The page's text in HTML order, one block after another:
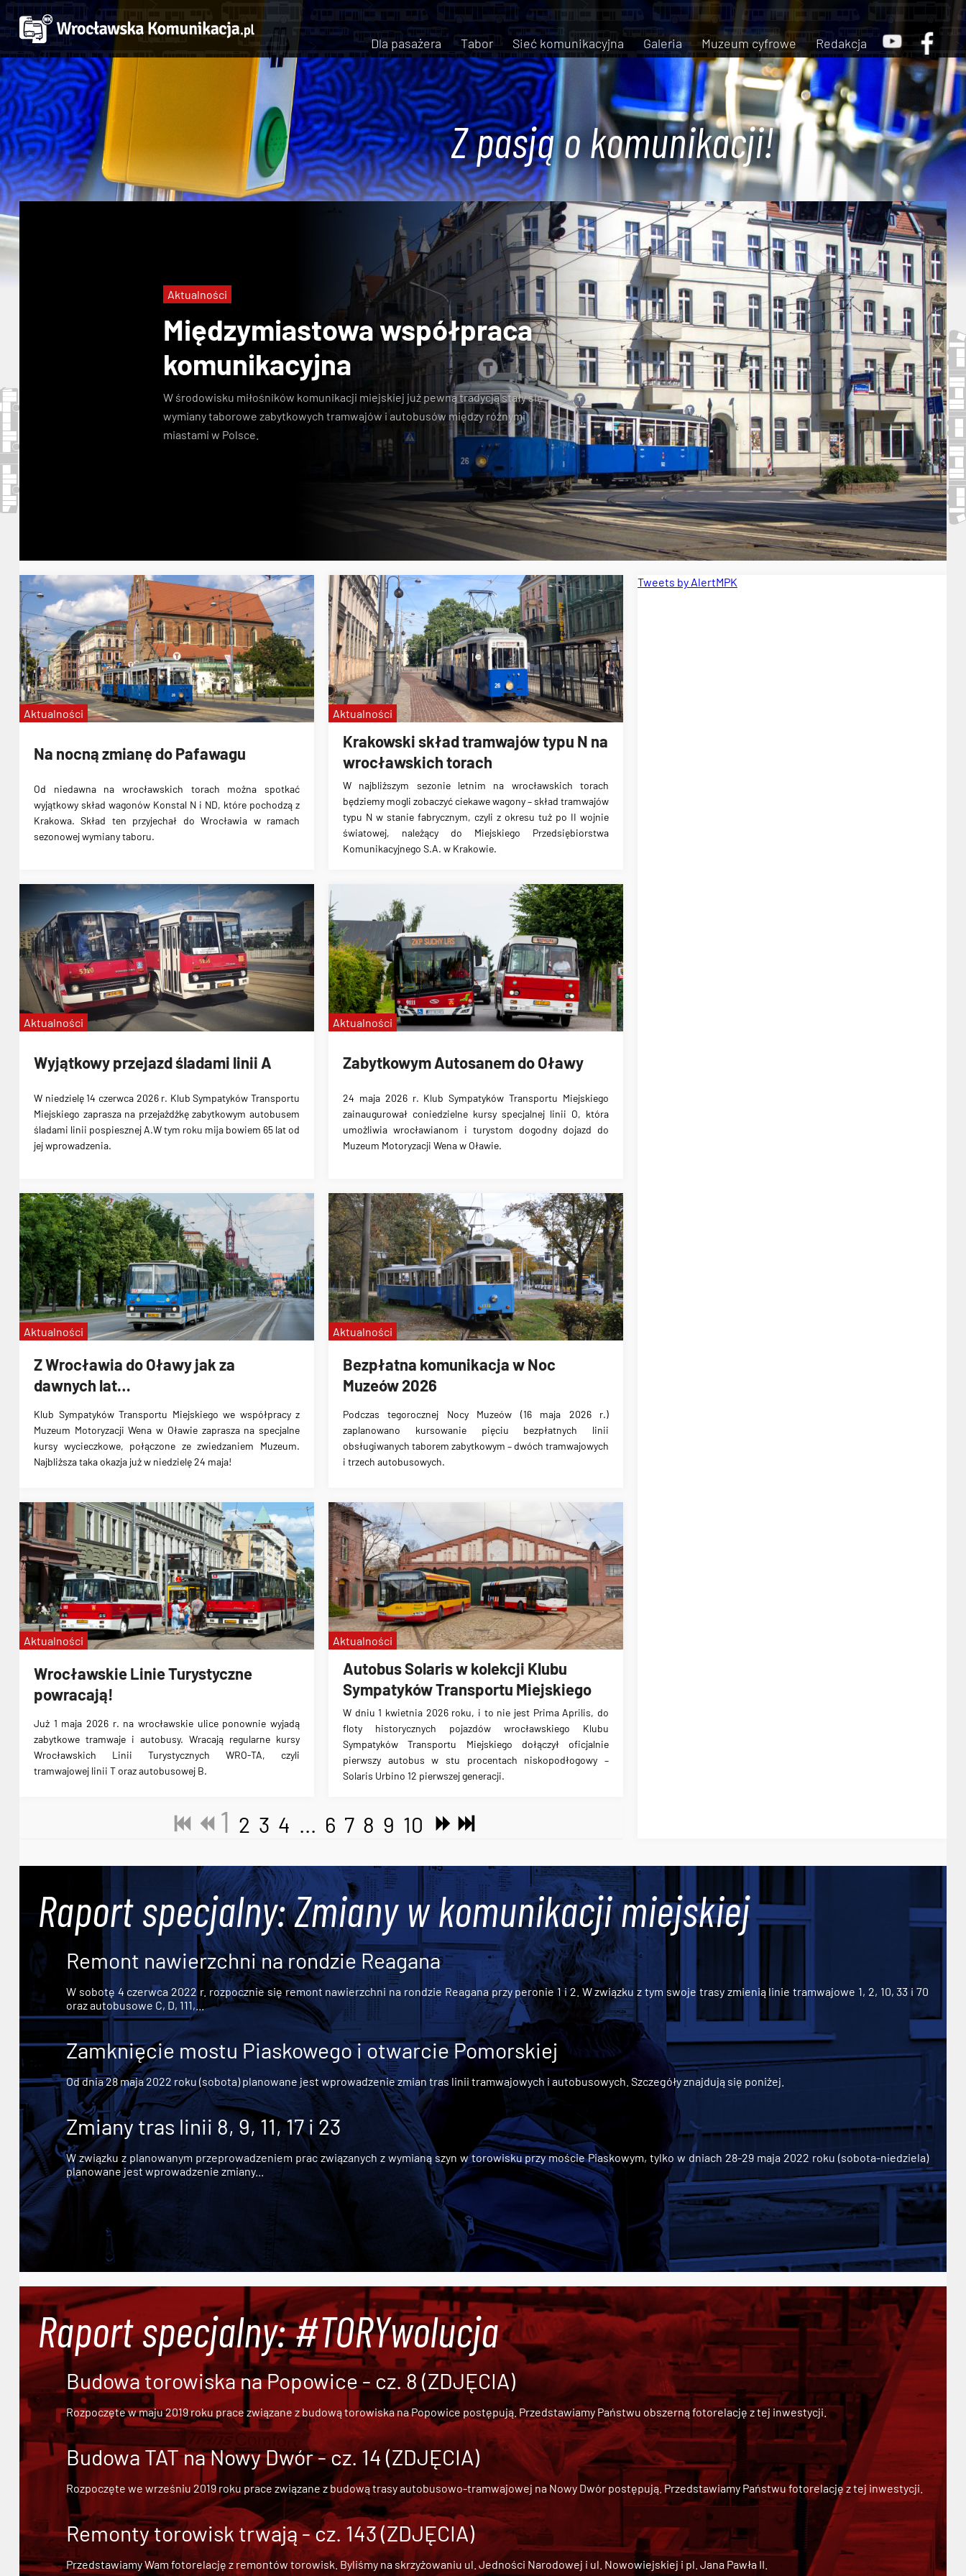
Dla pasażera Tabor Sieć komunikacyjna Galeria Muzeum cyfrowe Redakcja
Z pasją o komunikacji!
Międzymiastowa współpraca
komunikacyjna
W środowisku miłośników komunikacji miejskiej już pewną tradycją stały się
wymiany taborowe zabytkowych tramwajów i autobusów między różnymi
miastami w Polsce.
Aktualności
Konstal N zabytkowe tramwaje KSTM linie specjalne Wrocławskie Linie Turystyczne MPK Kraków
Na nocną zmianę do Pafawagu
Od niedawna na wrocławskich torach można spotkać
wyjątkowy skład wagonów Konstal N i ND, które pochodzą z
Krakowa. Skład ten przyjechał do Wrocławia w ramach
sezonowej wymiany taboru.
Aktualności
Krakowski skład tramwajów typu N na
wrocławskich torach
W najbliższym sezonie letnim na wrocławskich torach
będziemy mogli zobaczyć ciekawe wagony – skład tramwajów
typu N w stanie fabrycznym, czyli z okresu tuż po II wojnie
światowej, należący do Miejskiego Przedsiębiorstwa
Komunikacyjnego S.A. w Krakowie.
Aktualności
Wyjątkowy przejazd śladami linii A
W niedzielę 14 czerwca 2026 r. Klub Sympatyków Transportu
Miejskiego zaprasza na przejażdżkę zabytkowym autobusem
śladami linii pospiesznej A.W tym roku mija bowiem 65 lat od
jej wprowadzenia.
Aktualności
Zabytkowym Autosanem do Oławy
24 maja 2026 r. Klub Sympatyków Transportu Miejskiego
zainaugurował coniedzielne kursy specjalnej linii O, która
umożliwia wrocławianom i turystom dogodny dojazd do
Muzeum Motoryzacji Wena w Oławie.
Aktualności
Z Wrocławia do Oławy jak za
dawnych lat…
Klub Sympatyków Transportu Miejskiego we współpracy z
Muzeum Motoryzacji Wena w Oławie zaprasza na specjalne
kursy wycieczkowe, połączone ze zwiedzaniem Muzeum.
Najbliższa taka okazja już w niedzielę 24 maja!
Aktualności
Bezpłatna komunikacja w Noc
Muzeów 2026
Podczas tegorocznej Nocy Muzeów (16 maja 2026 r.)
zaplanowano kursowanie pięciu bezpłatnych linii
obsługiwanych taborem zabytkowym – dwóch tramwajowych
i trzech autobusowych.
Aktualności
Wrocławskie Linie Turystyczne
powracają!
Już 1 maja 2026 r. na wrocławskie ulice ponownie wyjadą
zabytkowe tramwaje i autobusy. Wracają regularne kursy
Wrocławskich Linii Turystycznych WRO-TA, czyli
tramwajowej linii T oraz autobusowej B.
Aktualności
Autobus Solaris w kolekcji Klubu
Sympatyków Transportu Miejskiego
W dniu 1 kwietnia 2026 roku, i to nie jest Prima Aprilis, do
floty historycznych pojazdów wrocławskiego Klubu
Sympatyków Transportu Miejskiego dołączył oficjalnie
pierwszy autobus w stu procentach niskopodłogowy –
Solaris Urbino 12 pierwszej generacji.
Aktualności
1 2 3 4 ... 6 7 8 9 10
Tweets by AlertMPK
Raport specjalny: Zmiany w komunikacji miejskiej
Remont nawierzchni na rondzie Reagana
W sobotę 4 czerwca 2022 r. rozpocznie się remont nawierzchni na rondzie Reagana przy peronie 1 i 2. W związku z tym swoje trasy zmienią linie tramwajowe 1, 2, 10, 33 i 70
oraz autobusowe C, D, 111,...
Zamknięcie mostu Piaskowego i otwarcie Pomorskiej
Od dnia 28 maja 2022 roku (sobota) planowane jest wprowadzenie zmian tras linii tramwajowych i autobusowych. Szczegóły znajdują się poniżej.
Zmiany tras linii 8, 9, 11, 17 i 23
W związku z planowanym przeprowadzeniem prac związanych z wymianą szyn w torowisku przy moście Piaskowym, tylko w dniach 28-29 maja 2022 roku (sobota-niedziela)
planowane jest wprowadzenie zmiany...
Raport specjalny: #TORYwolucja
Budowa torowiska na Popowice - cz. 8 (ZDJĘCIA)
Rozpoczęte w maju 2019 roku prace związane z budową torowiska na Popowice postępują. Przedstawiamy Państwu obszerną fotorelację z tej inwestycji.
Budowa TAT na Nowy Dwór - cz. 14 (ZDJĘCIA)
Rozpoczęte we wrześniu 2019 roku prace związane zbudową trasy autobusowo-tramwajowej na Nowy Dwórpostępują. Przedstawiamy Państwu fotorelację z tej inwestycji.
Remonty torowisk trwają - cz. 143 (ZDJĘCIA)
Przedstawiamy Wam fotorelację z remontów torowisk. Byliśmy na skrzyżowaniu ul. Jedności Narodowej i ul. Nowowiejskiej i pl. Jana Pawła II.